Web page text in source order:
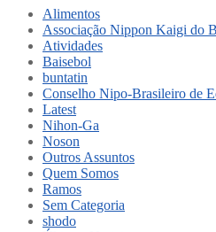
Alimentos
Associação Nippon Kaigi do
Atividades
Baisebol
buntatin
Conselho Nipo-Brasileiro de
Latest
Nihon-Ga
Noson
Outros Assuntos
Quem Somos
Ramos
Sem Categoria
shodo